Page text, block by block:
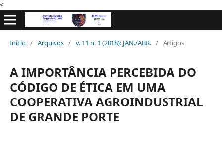
<
Início / Arquivos / v. 11 n. 1 (2018): JAN./ABR. / Artigos
A IMPORTÂNCIA PERCEBIDA DO
CÓDIGO DE ÉTICA EM UMA
COOPERATIVA AGROINDUSTRIAL
DE GRANDE PORTE